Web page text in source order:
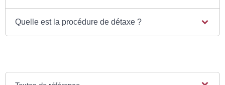
Quelle est la procédure de détaxe ?